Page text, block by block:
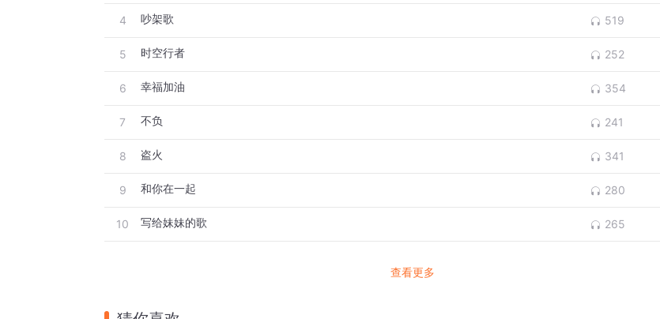
4 吵架歌 519
5 时空行者 252
6 幸福加油 354
7 不负 241
8 盗火 341
9 和你在一起 280
10 写给妹妹的歌 265
查看更多